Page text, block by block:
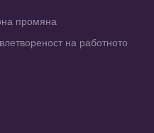
промяна
на работното